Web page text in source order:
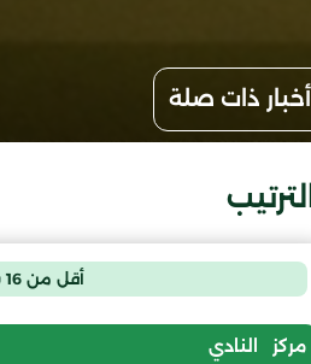
أخبار ذات صلة
الترتيب
أقل من 16 سنة ب
مركز النادي